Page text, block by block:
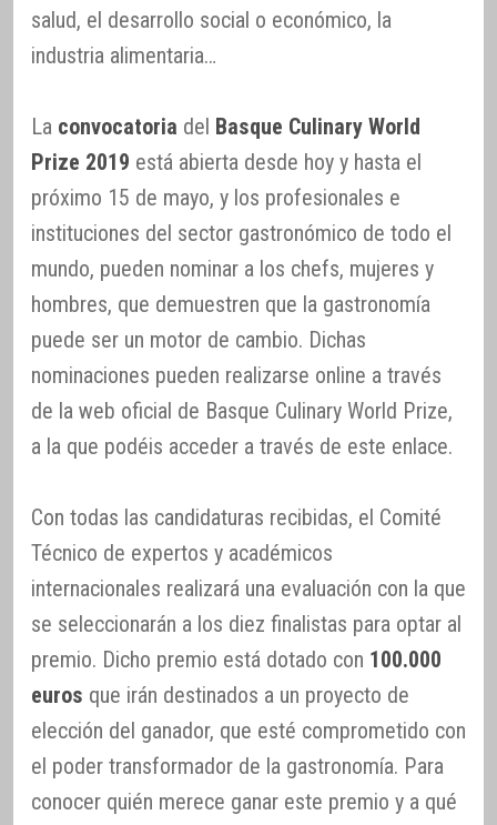
salud, el desarrollo social o económico, la
industria alimentaria…
La convocatoria del Basque Culinary World
Prize 2019 está abierta desde hoy y hasta el
próximo 15 de mayo, y los profesionales e
instituciones del sector gastronómico de todo el
mundo, pueden nominar a los chefs, mujeres y
hombres, que demuestren que la gastronomía
puede ser un motor de cambio. Dichas
nominaciones pueden realizarse online a través
de la web oficial de Basque Culinary World Prize,
a la que podéis acceder a través de este enlace.
Con todas las candidaturas recibidas, el Comité
Técnico de expertos y académicos
internacionales realizará una evaluación con la que
se seleccionarán a los diez finalistas para optar al
premio. Dicho premio está dotado con 100.000
euros que irán destinados a un proyecto de
elección del ganador, que esté comprometido con
el poder transformador de la gastronomía. Para
conocer quién merece ganar este premio y a qué